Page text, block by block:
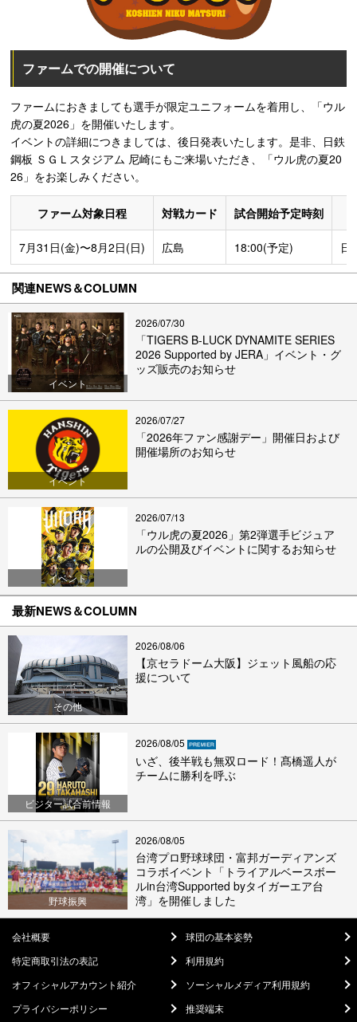
ファームでの開催について
ファームにおきましても選手が限定ユニフォームを着用し、「ウル
虎の夏2026」を開催いたします。
イベントの詳細につきましては、後日発表いたします。是非、日鉄
鋼板 ＳＧＬスタジアム 尼崎にもご来場いただき、「ウル虎の夏20
26」をお楽しみください。
ファーム対象日程 対戦カード 試合開始予定時刻
7月31日(金)〜8月2日(日) 広島 18:00(予定) 日
関連NEWS＆COLUMN
イベント
2026/07/30
「TIGERS B-LUCK DYNAMITE SERIES
2026 Supported by JERA」イベント・グ
ッズ販売のお知らせ
イベント
2026/07/27
「2026年ファン感謝デー」開催日および
開催場所のお知らせ
イベント
2026/07/13
「ウル虎の夏2026」第2弾選手ビジュア
ルの公開及びイベントに関するお知らせ
最新NEWS＆COLUMN
その他
2026/08/06
【京セラドーム大阪】ジェット風船の応
援について
ビジター試合前情報
2026/08/05
いざ、後半戦も無双ロード！髙橋遥人が
チームに勝利を呼ぶ
野球振興
2026/08/05
台湾プロ野球球団・富邦ガーディアンズ
コラボイベント「トライアルベースボー
ルin台湾Supported byタイガーエア台
湾」を開催しました
会社概要
球団の基本姿勢
特定商取引法の表記
利用規約
オフィシャルアカウント紹介
ソーシャルメディア利用規約
プライバシーポリシー
推奨端末